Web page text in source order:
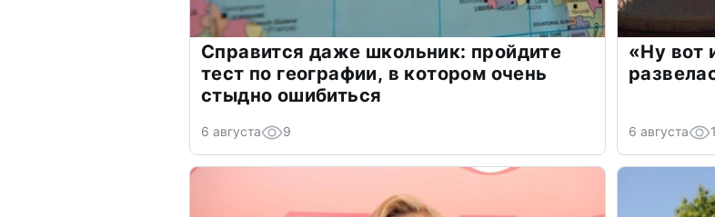
Справится даже школьник: пройдите
тест по географии, в котором очень
стыдно ошибиться
6 августа 9
«Ну вот
6 августа